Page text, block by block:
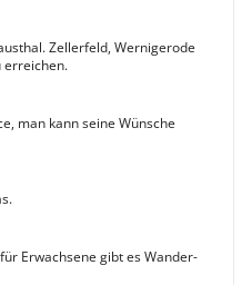
Zellerfeld, Wernigerode
erreichen.
man kann seine Wünsche
Erwachsene gibt es Wander-